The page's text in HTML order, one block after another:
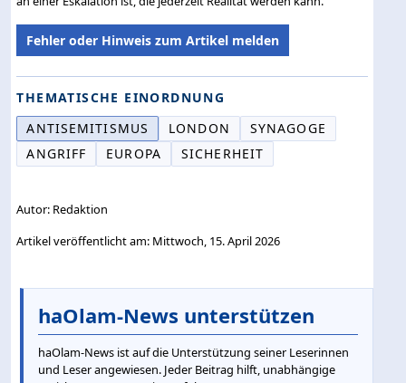
Fehler oder Hinweis zum Artikel melden
THEMATISCHE EINORDNUNG
ANTISEMITISMUS
LONDON
SYNAGOGE
ANGRIFF
EUROPA SICHERHEIT
Autor: Redaktion
Artikel veröffentlicht am: Mittwoch, 15. April 2026
haOlam-News unterstützen
haOlam-News ist auf die Unterstützung seiner Leserinnen
und Leser angewiesen. Jeder Beitrag hilft, unabhängige